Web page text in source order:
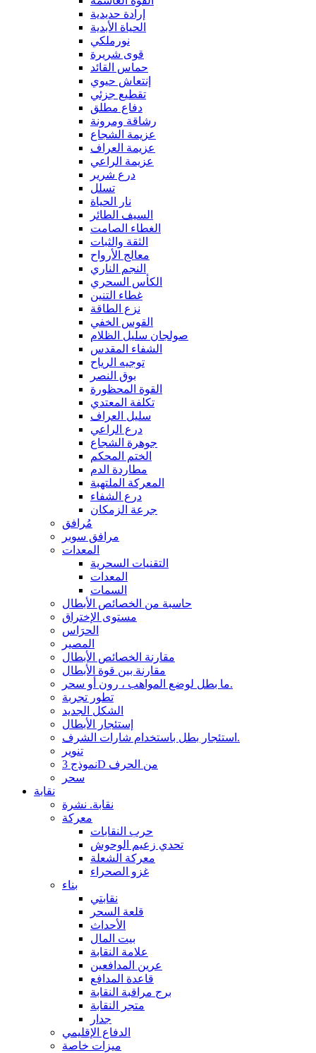
إرادة حديدية
الحياة الأبدية
نورملكي
قوى شريرة
حماس القائد
إنتعاش حيوي
تقطيع جزئي
دفاع مطلق
رشاقة ومرونة
عزيمة الشجاع
عزيمة العراف
عزيمة الراعي
درع شرير
تسلل
نار الحياة
السيف الطائر
الغطاء الصامت
الثقة والثبات
معالج الأرواح
النجم الناري
الكأس السحري
غطاء التنين
نزع الطاقة
القوس الخفي
صولجان سليل الظلام
الشفاء المقدس
توجيه الرياح
بوق النصر
القوة المحظورة
تكلفة المعتدي
سليل العراف
درع الراعي
جوهرة الشجاع
الختم المحكم
مطاردة الدم
المعركة الملتهبة
درع الشفاء
جرعة الزمكان
مُرافق
مرافق سوبر
المعدات
التقنيات السحرية
المعدات
السمات
حاسبة من الخصائص الأبطال
مستوى الإختراق
الحرَاس
المصير
مقارنة الخصائص الأبطال
مقارنة بين قوة الأبطال
ما بطل لوضع المواهب ، رون أو سحر.
تطور تجربة
الشكل الجديد
إستئجار الأبطال
استئجار بطل باستخدام شارات الشرف.
تنوير
نموذج 3D من الحرف
سحر
نقابة
نقابة. نشرة
معركة
حرب النقابات
تحدي زعيم الوحوش
معركة الشعلة
غزو الصحراء
بناء
نقابتي
قلعة السحر
الأحداث
بيت المال
علامة النقابة
عرين المدافعين
قاعدة المدافع
برج مراقبة النقابة
متجر النقابة
جدار
الدفاع الإقليمي
ميزات خاصة